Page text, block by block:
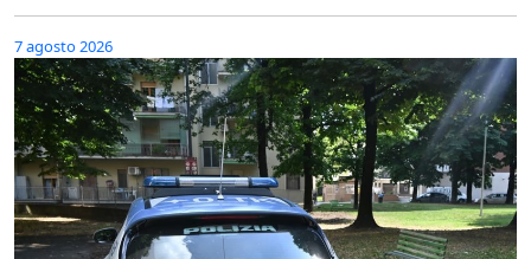
7 agosto 2026